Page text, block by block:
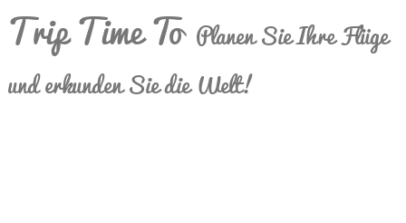
Trip Time To Planen Sie Ihre Flüge
und erkunden Sie die Welt!